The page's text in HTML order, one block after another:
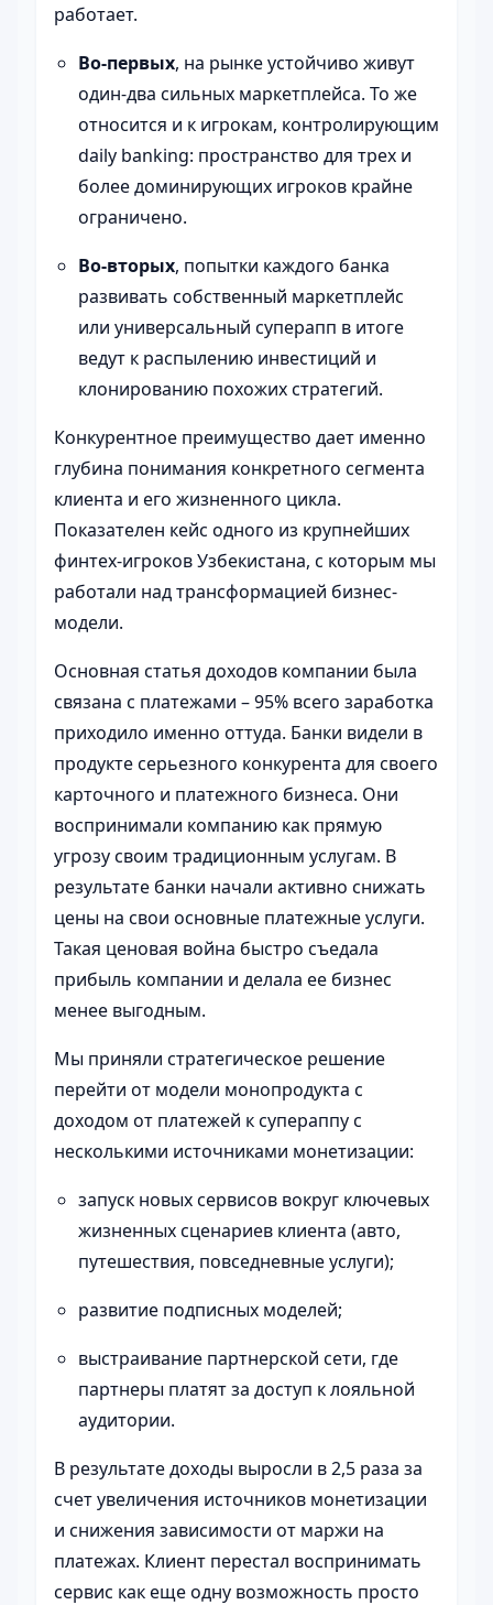
работает.
Во-первых, на рынке устойчиво живут
один-два сильных маркетплейса. То же
относится и к игрокам, контролирующим
daily banking: пространство для трех и
более доминирующих игроков крайне
ограничено.
Во-вторых, попытки каждого банка
развивать собственный маркетплейс
или универсальный суперапп в итоге
ведут к распылению инвестиций и
клонированию похожих стратегий.
Конкурентное преимущество дает именно
глубина понимания конкретного сегмента
клиента и его жизненного цикла.
Показателен кейс одного из крупнейших
финтех-игроков Узбекистана, с которым мы
работали над трансформацией бизнес-
модели.
Основная статья доходов компании была
связана с платежами – 95% всего заработка
приходило именно оттуда. Банки видели в
продукте серьезного конкурента для своего
карточного и платежного бизнеса. Они
воспринимали компанию как прямую
угрозу своим традиционным услугам. В
результате банки начали активно снижать
цены на свои основные платежные услуги.
Такая ценовая война быстро съедала
прибыль компании и делала ее бизнес
менее выгодным.
Мы приняли стратегическое решение
перейти от модели монопродукта с
доходом от платежей к супераппу с
несколькими источниками монетизации:
запуск новых сервисов вокруг ключевых
жизненных сценариев клиента (авто,
путешествия, повседневные услуги);
развитие подписных моделей;
выстраивание партнерской сети, где
партнеры платят за доступ к лояльной
аудитории.
В результате доходы выросли в 2,5 раза за
счет увеличения источников монетизации
и снижения зависимости от маржи на
платежах. Клиент перестал воспринимать
сервис как еще одну возможность просто